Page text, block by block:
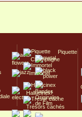
Piquette
Champagne
Immortel
Hallucinex!
Trésors cachés